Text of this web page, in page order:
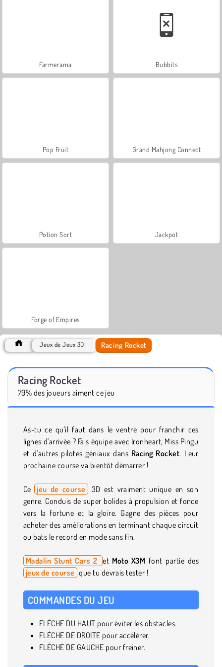
Farmerama Bubbits
Pop Fruit Grand Mahjong Connect
Potion Sort Jackpot
Forge of Empires
Jeux de Jeux 3D Racing Rocket
Racing Rocket
79% des joueurs aiment ce jeu
As-tu ce qu'il faut dans le ventre pour franchir ces
lignes d'arrivée ? Fais équipe avec Ironheart, Miss Pingu
et d'autres pilotes géniaux dans Racing Rocket. Leur
prochaine course va bientôt démarrer !
Ce jeu de course 3D est vraiment unique en son
genre. Conduis de super bolides à propulsion et fonce
vers la fortune et la gloire. Gagne des pièces pour
acheter des améliorations en terminant chaque circuit
ou bats le record en mode sans fin.
Madalin Stunt Cars 2 et Moto X3M font partie des
jeux de course que tu devrais tester !
COMMANDES DU JEU
FLÈCHE DU HAUT pour éviter les obstacles.
FLÈCHE DE DROITE pour accélérer.
FLÈCHE DE GAUCHE pour freiner.